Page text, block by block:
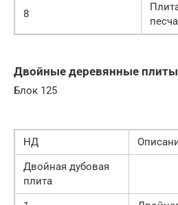
8
Двойные деревянные
Блок 125
НД
Двойная дубовая
плита